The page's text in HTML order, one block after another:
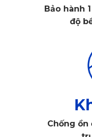
Bảo hành
độ
Chống ồn